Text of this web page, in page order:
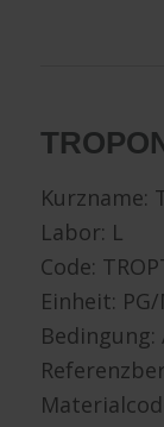
Kurzname:
Labor: L
Code:
Einheit: PG/
Bedingung: